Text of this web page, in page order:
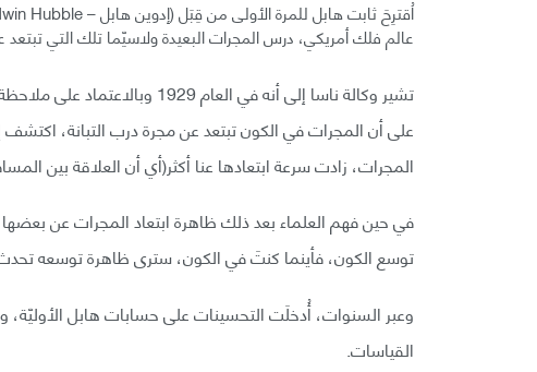
عالم فلك أمريكي، درس المجرات البعيدة ولاسيّما تلك التي تبتعد
على أن المجرات في الكون تبتعد عن مجرة درب التبانة،
المجرات، زادت سرعة ابتعادها عنا أكثر(أي أن العلاقة بين
في حين فهم العلماء بعد ذلك ظاهرة ابتعاد المجرات عن
توسع الكون، فأينما كنتَ في الكون، سترى ظاهرة توسعه
وعبر السنوات، أُدخلَت التحسينات على حسابات هابل
القياسات.